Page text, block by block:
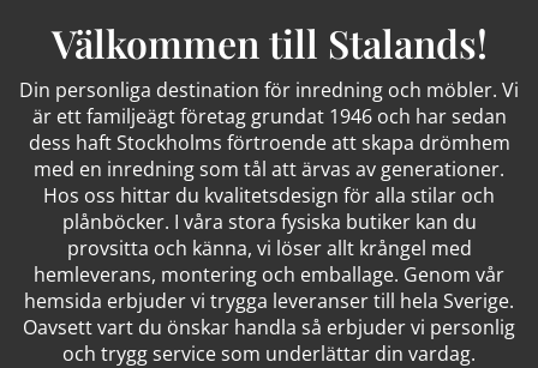
Välkommen till Stalands!
Din personliga destination för inredning och möbler. Vi
är ett familjeägt företag grundat 1946 och har sedan
dess haft Stockholms förtroende att skapa drömhem
med en inredning som tål att ärvas av generationer.
Hos oss hittar du kvalitetsdesign för alla stilar och
plånböcker. I våra stora fysiska butiker kan du
provsitta och känna, vi löser allt krångel med
hemleverans, montering och emballage. Genom vår
hemsida erbjuder vi trygga leveranser till hela Sverige.
Oavsett vart du önskar handla så erbjuder vi personlig
och trygg service som underlättar din vardag.